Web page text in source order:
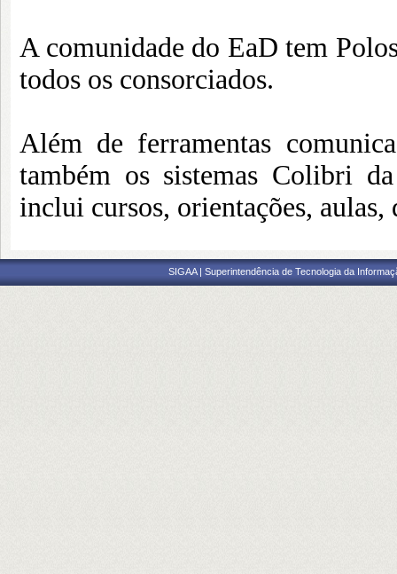
A comunidade do EaD tem
todos os consorciados.
Além de ferramentas
também os sistemas Colibri
inclui cursos, orientações, aulas,
SIGAA | Superintendência de Tecnologia da